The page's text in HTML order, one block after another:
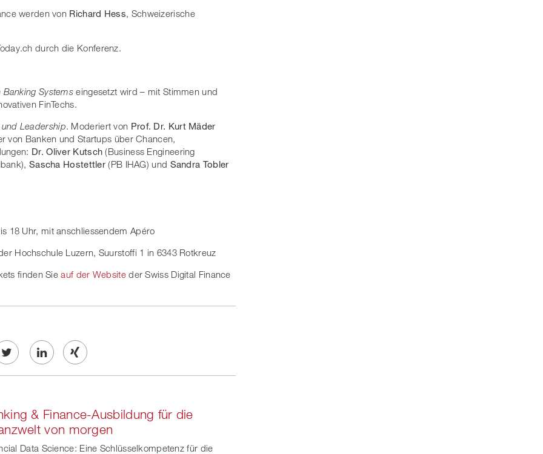
werden von Richard Hess, Schweizerische
durch die Konferenz.
Banking Systems eingesetzt wird – mit Stimmen und
FinTechs.
und Leadership. Moderiert von Prof. Dr. Kurt Mäder
von Banken und Startups über Chancen,
Dr. Oliver Kutsch (Business Engineering
Sascha Hostettler (PB IHAG) und Sandra Tobler
18 Uhr, mit anschliessendem Apéro
Hochschule Luzern, Suurstoffi 1 in 6343 Rotkreuz
finden Sieauf der Websiteder Swiss Digital Finance
on
Share
linkedin
Share
Xing
& Finance-Ausbildung für die
von morgen
Data Science: Eine Schlüsselkompetenz für die